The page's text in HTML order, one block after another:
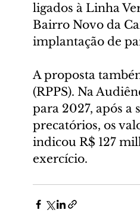
ligados à Linha
Bairro Novo da
implantação de
A proposta
(RPPS). Na
para 2027, após a
precatórios, os
indicou R$ 127
exercício.